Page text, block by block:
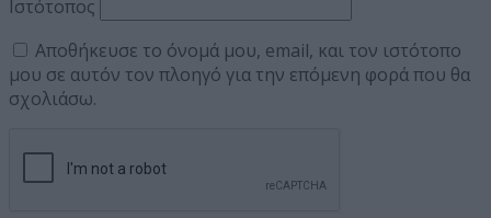
Ιστότοπος
Αποθήκευσε το όνομά μου, email, και τον ιστότοπο
μου σε αυτόν τον πλοηγό για την επόμενη φορά που θα
σχολιάσω.